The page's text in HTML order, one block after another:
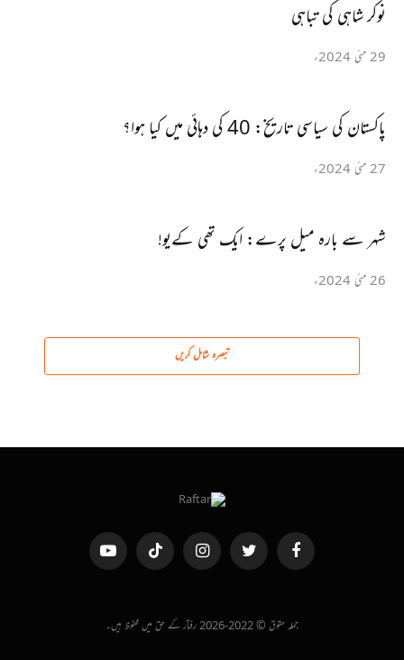
نوکر شاہی کی تباہی
29 مئی 2024ء
پاکستان کی سیاسی تاریخ: 40 کی دہائی میں کیا ہوا؟
27 مئی 2024ء
شہر سے بارہ میل پرے: ایک تھی کےیو!
26 مئی 2024ء
تبصرہ شامل کریں
فیس
بک
ٹویٹر انسٹاگرام
ٹک
ٹاک
یوٹیوب
جملہ حقوق © 2022-2026 رفتار کے حق میں محفوظ ہیں۔